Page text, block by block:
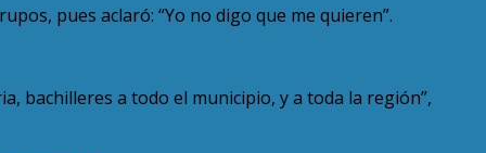
pues aclaró: “Yo no digo que me quieren”.
bachilleres a todo el municipio, y a toda la región”,